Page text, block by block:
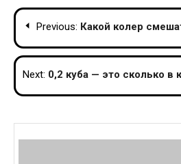
Post
navigation
Previous: Какой колер
Next: 0,2 куба — это сколько в